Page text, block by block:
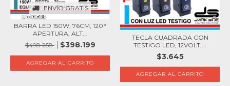
ENVÍO GRATIS
BARRA LED 150W, 76CM, 120°
APERTURA, ALT...
$498.258
$398.199
TECLA CUADRADA CON
TESTIGO LED, 12VOLT,...
$3.645
AGREGAR AL CARRITO